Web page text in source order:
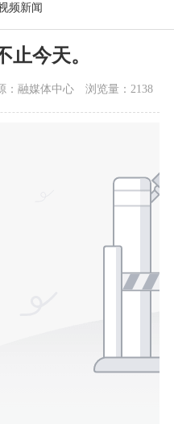
数据
频新闻
止今天。
：融媒体中心 浏览量：2138